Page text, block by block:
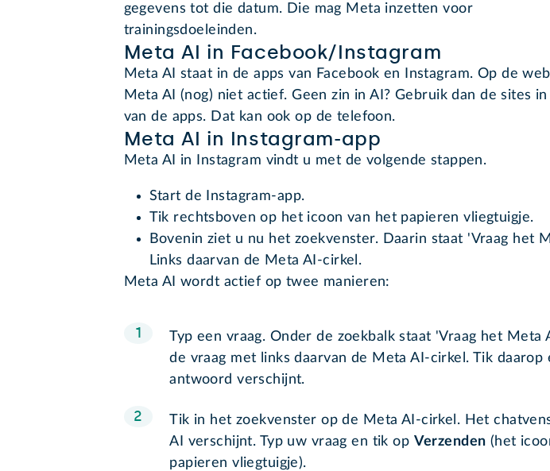
gegevens tot die datum. Die mag Meta inzetten voor
trainingsdoeleinden.
Meta AI in Facebook/Instagram
Meta AI staat in de apps van Facebook en Instagram. Op de
Meta AI (nog) niet actief. Geen zin in AI? Gebruik dan de sites in
van de apps. Dat kan ook op de telefoon.
Meta AI in Instagram-app
Meta AI in Instagram vindt u met de volgende stappen.
Start de Instagram-app.
Tik rechtsboven op het icoon van het papieren vliegtuigje.
Bovenin ziet u nu het zoekvenster. Daarin staat 'Vraag het
Links daarvan de Meta AI-cirkel.
Meta AI wordt actief op twee manieren:
Typ een vraag. Onder de zoekbalk staat 'Vraag het Meta
de vraag met links daarvan de Meta AI-cirkel. Tik daarop
antwoord verschijnt.
Tik in het zoekvenster op de Meta AI-cirkel. Het
AI verschijnt. Typ uw vraag en tik op Verzenden (het
papieren vliegtuigje).